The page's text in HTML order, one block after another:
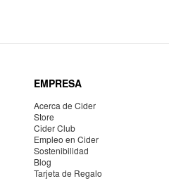
EMPRESA
Acerca de Cider
Store
Cider Club
Empleo en Cider
Sostenibilidad
Blog
Tarjeta de Regalo